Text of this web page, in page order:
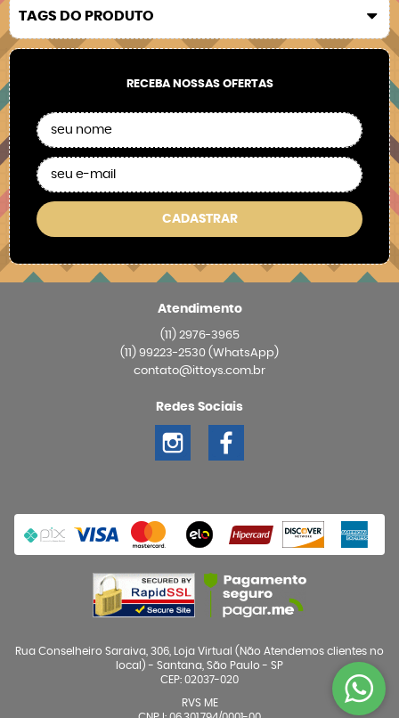
TAGS DO PRODUTO
RECEBA NOSSAS OFERTAS
CADASTRAR
Atendimento
(11)2976-3965
(11) 99223-2530 (WhatsApp)
contato@ittoys.com.br
Redes Sociais
Rua Conselheiro Saraiva, 306, Loja Virtual (Não Atendemos clientes no
local) - Santana, São Paulo - SP
CEP: 02037-020
RVS ME